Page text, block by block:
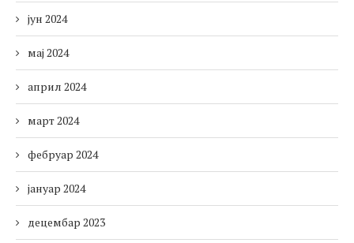
јун 2024
мај 2024
април 2024
март 2024
фебруар 2024
јануар 2024
децембар 2023